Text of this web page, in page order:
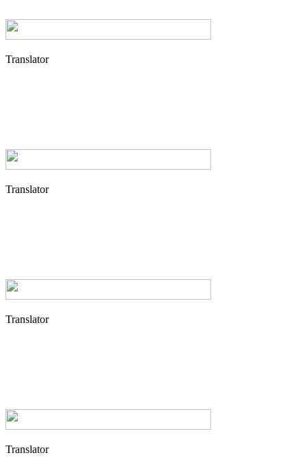
Translator
Translator
Translator
Translator